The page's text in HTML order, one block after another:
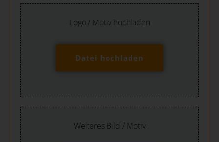
Logo / Motiv hochladen
Datei hochladen
Weiteres Bild / Motiv